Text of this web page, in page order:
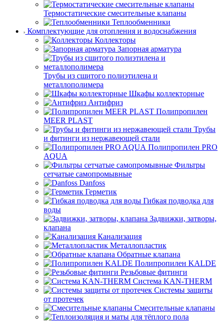
Термостатические смесительные клапаны
Теплообменники
Комплектующие для отопления и водоснабжения
Коллекторы
Запорная арматура
Трубы из сшитого полиэтилена и
металлополимера
Шкафы коллекторные
Антифриз
Полипропилен
MEER PLAST
Трубы
и фитинги из нержавеющей стали
Полипропилен PRO
AQUA
Фильтры
сетчатые самопромывные
Danfoss
Герметик
Гибкая подводка для
воды
Задвижки, затворы,
клапана
Канализация
Металлопластик
Обратные клапана
Полипропилен KALDE
Резьбовые фитинги
Система KAN-THERM
Системы защиты
от протечек
Смесительные клапаны